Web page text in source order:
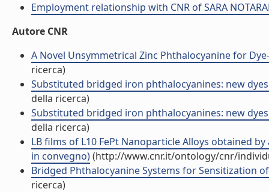
Employment relationship with CNR of SARA
Autore CNR
A Novel Unsymmetrical Zinc Phthalocyanine for
ricerca)
Substituted bridged iron phthalocyanines: new
della ricerca)
Substituted bridged iron phthalocyanines: new
della ricerca)
LB films of L10 FePt Nanoparticle Alloys obtained
in convegno)(http://www.cnr.it/ontology/cnr/
Bridged Phthalocyanine Systems for Sensitization
ricerca)